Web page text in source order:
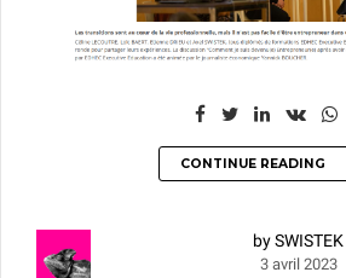
CONTINUE READING
by SWISTEK
3 avril 2023